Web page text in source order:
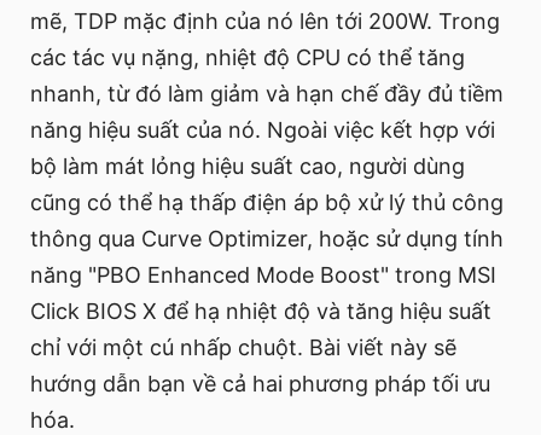
mẽ, TDP mặc định của nó lên tới 200W. Trong
các tác vụ nặng, nhiệt độ CPU có thể tăng
nhanh, từ đó làm giảm và hạn chế đầy đủ tiềm
năng hiệu suất của nó. Ngoài việc kết hợp với
bộ làm mát lỏng hiệu suất cao, người dùng
cũng có thể hạ thấp điện áp bộ xử lý thủ công
thông qua Curve Optimizer, hoặc sử dụng tính
năng "PBO Enhanced Mode Boost" trong MSI
Click BIOS X để hạ nhiệt độ và tăng hiệu suất
chỉ với một cú nhấp chuột. Bài viết này sẽ
hướng dẫn bạn về cả hai phương pháp tối ưu
hóa.